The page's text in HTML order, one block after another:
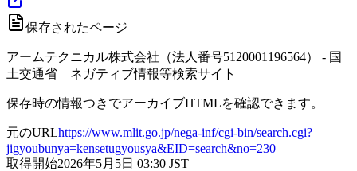
保存されたページ
アームテクニカル株式会社（法人番号5120001196564） - 国
土交通省 ネガティブ情報等検索サイト
保存時の情報つきでアーカイブHTMLを確認できます。
元のURLhttps://www.mlit.go.jp/nega-inf/cgi-bin/search.cgi?
jigyoubunya=kensetugyousya&EID=search&no=230
取得開始2026年5月5日 03:30 JST